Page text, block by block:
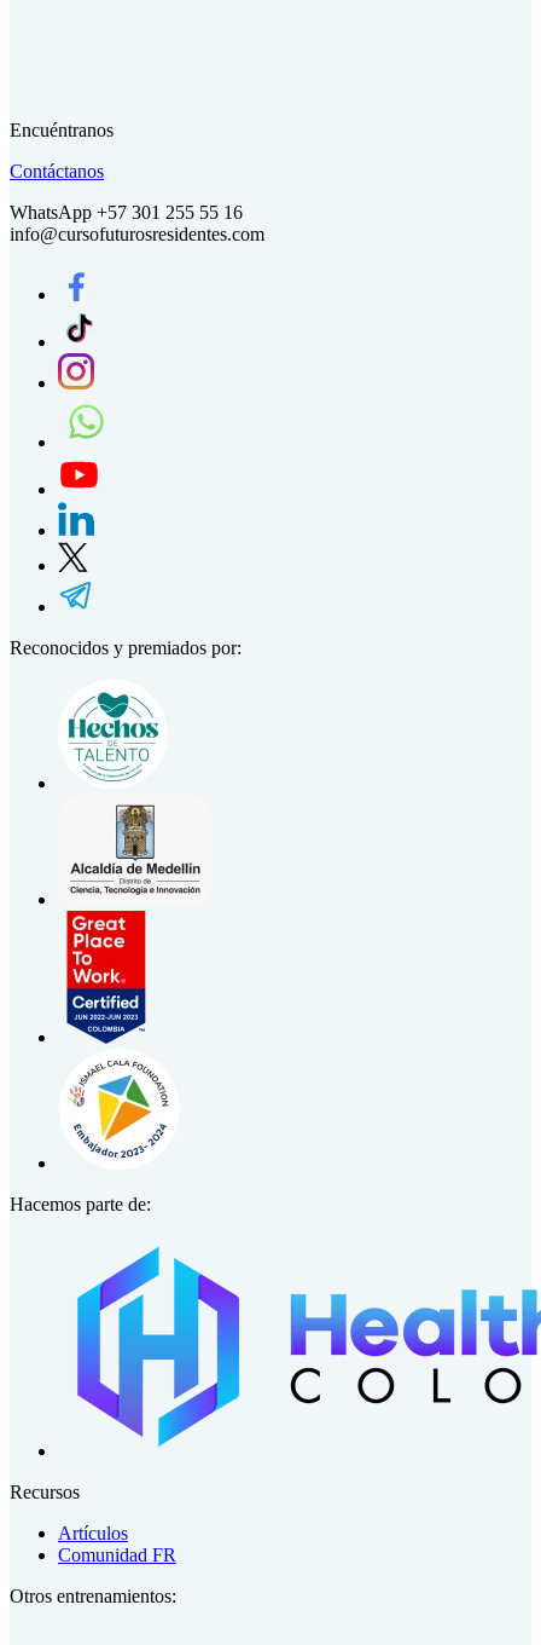
Encuéntranos
Contáctanos
WhatsApp +57 301 255 55 16
info@cursofuturosresidentes.com
Reconocidos y premiados por:
Hacemos parte de:
Recursos
Artículos
Comunidad FR
Otros entrenamientos: